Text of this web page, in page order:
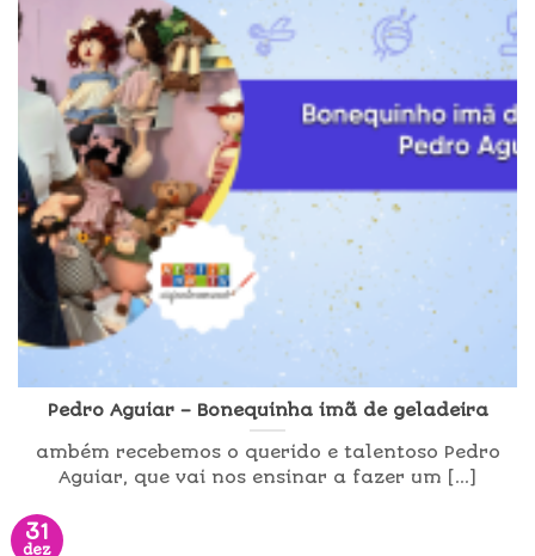
Pedro Aguiar – Bonequinha imã de geladeira
ambém recebemos o querido e talentoso Pedro
Aguiar, que vai nos ensinar a fazer um [...]
31
dez